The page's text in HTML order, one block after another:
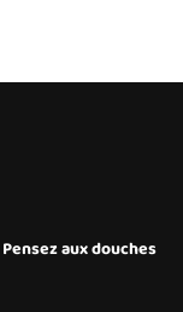
aux douches